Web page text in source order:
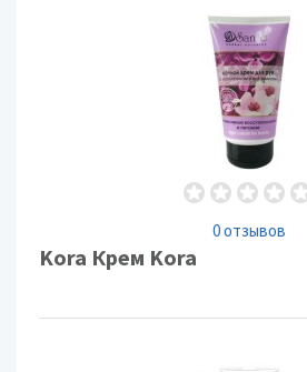
0 отзывов
Kora Крем Kora